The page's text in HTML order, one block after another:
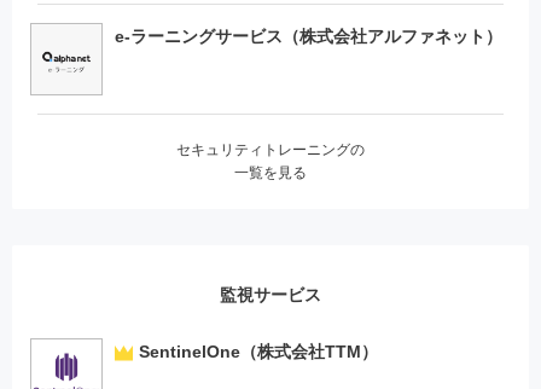
e-ラーニングサービス（株式会社アルファネット）
セキュリティトレーニングの
一覧を見る
監視サービス
SentinelOne（株式会社TTM）